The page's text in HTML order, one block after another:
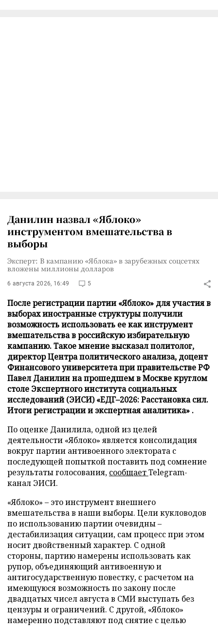
Данилин назвал «Яблоко»
инструментом вмешательства в
выборы
Эксперт: В кампанию «Яблока» в зарубежных соцсетях
вложены миллионы долларов
6 августа 2026, 16:49 5
После регистрации партии «Яблоко» для участия в
выборах иностранные структуры получили
возможность использовать ее как инструмент
вмешательства в российскую избирательную
кампанию. Такое мнение высказал политолог,
директор Центра политического анализа, доцент
Финансового университета при правительстве РФ
Павел Данилин на прошедшем в Москве круглом
столе Экспертного института социальных
исследований (ЭИСИ) «ЕДГ–2026: Расстановка сил.
Итоги регистрации и экспертная аналитика» .
По оценке Данилила, одной из целей
деятельности «Яблоко» является консолидация
вокруг партии антивоенного электората с
последующей попыткой поставить под сомнение
результаты голосования, сообщаетTelegram-
канал ЭИСИ.
«Яблоко» – это инструмент внешнего
вмешательства в наши выборы. Цели кукловодов
по использованию партии очевидны –
дестабилизация ситуации, сам процесс при этом
носит двойственный характер. С одной
стороны, партию намерены использовать как
рупор, объединяющий антивоенную и
антигосударственную повестку, с расчетом на
имеющуюся возможность по закону после
двадцатых чисел августа в СМИ выступать без
цензуры и ограничений. С другой, «Яблоко»
намеренно подставляют под снятие с целью